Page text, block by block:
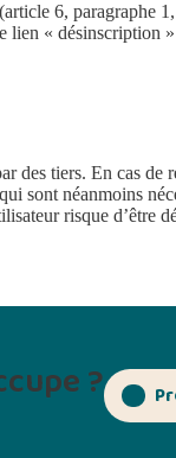
6,
lien « désinscription
des tiers. En cas de
sont néanmoins
risque d’être
?